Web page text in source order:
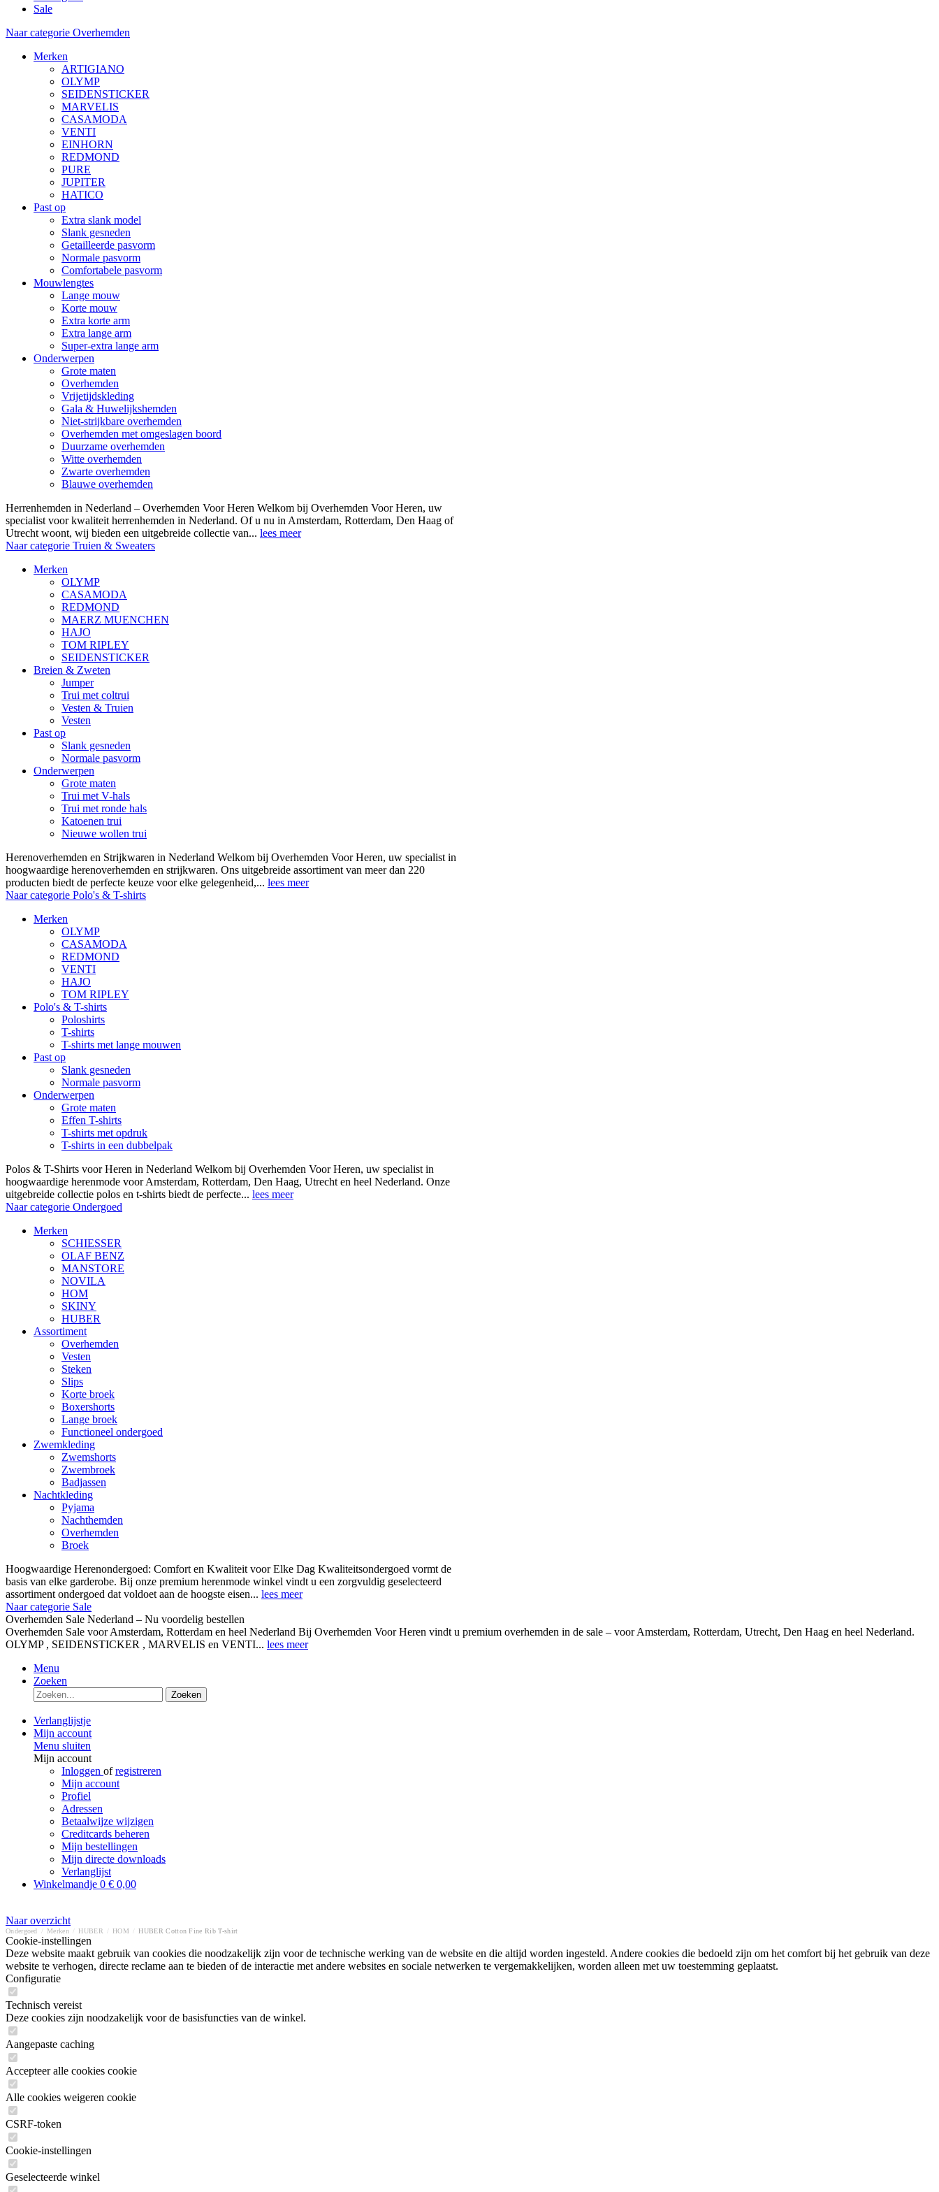
Sale
Naar categorie Overhemden
Merken
ARTIGIANO
OLYMP
SEIDENSTICKER
MARVELIS
CASAMODA
VENTI
EINHORN
REDMOND
PURE
JUPITER
HATICO
Past op
Extra slank model
Slank gesneden
Getailleerde pasvorm
Normale pasvorm
Comfortabele pasvorm
Mouwlengtes
Lange mouw
Korte mouw
Extra korte arm
Extra lange arm
Super-extra lange arm
Onderwerpen
Grote maten
Overhemden
Vrijetijdskleding
Gala & Huwelijkshemden
Niet-strijkbare overhemden
Overhemden met omgeslagen boord
Duurzame overhemden
Witte overhemden
Zwarte overhemden
Blauwe overhemden
Herrenhemden in Nederland – Overhemden Voor Heren Welkom bij Overhemden Voor Heren, uw
specialist voor kwaliteit herrenhemden in Nederland. Of u nu in Amsterdam, Rotterdam, Den Haag of
Utrecht woont, wij bieden een uitgebreide collectie van... lees meer
Naar categorie Truien & Sweaters
Merken
OLYMP
CASAMODA
REDMOND
MAERZ MUENCHEN
HAJO
TOM RIPLEY
SEIDENSTICKER
Breien & Zweten
Jumper
Trui met coltrui
Vesten & Truien
Vesten
Past op
Slank gesneden
Normale pasvorm
Onderwerpen
Grote maten
Trui met V-hals
Trui met ronde hals
Katoenen trui
Nieuwe wollen trui
Herenoverhemden en Strijkwaren in Nederland Welkom bij Overhemden Voor Heren, uw specialist in
hoogwaardige herenoverhemden en strijkwaren. Ons uitgebreide assortiment van meer dan 220
producten biedt de perfecte keuze voor elke gelegenheid,... lees meer
Naar categorie Polo's & T-shirts
Merken
OLYMP
CASAMODA
REDMOND
VENTI
HAJO
TOM RIPLEY
Polo's & T-shirts
Poloshirts
T-shirts
T-shirts met lange mouwen
Past op
Slank gesneden
Normale pasvorm
Onderwerpen
Grote maten
Effen T-shirts
T-shirts met opdruk
T-shirts in een dubbelpak
Polos & T-Shirts voor Heren in Nederland Welkom bij Overhemden Voor Heren, uw specialist in
hoogwaardige herenmode voor Amsterdam, Rotterdam, Den Haag, Utrecht en heel Nederland. Onze
uitgebreide collectie polos en t-shirts biedt de perfecte... lees meer
Naar categorie Ondergoed
Merken
SCHIESSER
OLAF BENZ
MANSTORE
NOVILA
HOM
SKINY
HUBER
Assortiment
Overhemden
Vesten
Steken
Slips
Korte broek
Boxershorts
Lange broek
Functioneel ondergoed
Zwemkleding
Zwemshorts
Zwembroek
Badjassen
Nachtkleding
Pyjama
Nachthemden
Overhemden
Broek
Hoogwaardige Herenondergoed: Comfort en Kwaliteit voor Elke Dag Kwaliteitsondergoed vormt de
basis van elke garderobe. Bij onze premium herenmode winkel vindt u een zorgvuldig geselecteerd
assortiment ondergoed dat voldoet aan de hoogste eisen... lees meer
Naar categorie Sale
Overhemden Sale Nederland – Nu voordelig bestellen
Overhemden Sale voor Amsterdam, Rotterdam en heel Nederland Bij Overhemden Voor Heren vindt u premium overhemden in de sale – voor Amsterdam, Rotterdam, Utrecht, Den Haag en heel Nederland.
OLYMP , SEIDENSTICKER , MARVELIS en VENTI... lees meer
Menu
Zoeken
Zoeken
Verlanglijstje
Mijn account
Menu sluiten
Mijn account
Inloggen ofregistreren
Mijn account
Profiel
Adressen
Betaalwijze wijzigen
Creditcards beheren
Mijn bestellingen
Mijn directe downloads
Verlanglijst
Winkelmandje 0 € 0,00
Naar overzicht
Ondergoed Merken HUBER HOM HUBER Cotton Fine Rib T-shirt
Cookie-instellingen
Deze website maakt gebruik van cookies die noodzakelijk zijn voor de technische werking van de website en die altijd worden ingesteld. Andere cookies die bedoeld zijn om het comfort bij het gebruik van deze
website te verhogen, directe reclame aan te bieden of de interactie met andere websites en sociale netwerken te vergemakkelijken, worden alleen met uw toestemming geplaatst.
Configuratie
Technisch vereist
Deze cookies zijn noodzakelijk voor de basisfuncties van de winkel.
Aangepaste caching
Accepteer alle cookies cookie
Alle cookies weigeren cookie
CSRF-token
Cookie-instellingen
Geselecteerde winkel